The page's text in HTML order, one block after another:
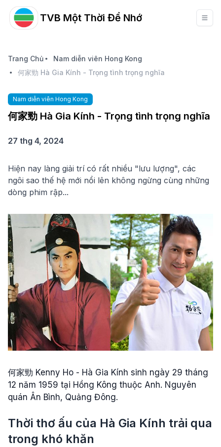
TVB Một Thời Để Nhớ
Trang Chủ
Nam diễn viên Hong Kong
何家勁 Hà Gia Kính - Trọng tình trọng nghĩa
Nam diễn viên Hong Kong
何家勁 Hà Gia Kính - Trọng tình trọng nghĩa
27 thg 4, 2024
Hiện nay làng giải trí có rất nhiều "lưu lượng", các
ngôi sao thế hệ mới nổi lên không ngừng cùng những
dòng phim rập...
何家勁 Kenny Ho - Hà Gia Kính sinh ngày 29 tháng
12 năm 1959 tại Hồng Kông thuộc Anh. Nguyên
quán Ân Bình, Quảng Đông.
Thời thơ ấu của Hà Gia Kính trải qua
trong khó khăn